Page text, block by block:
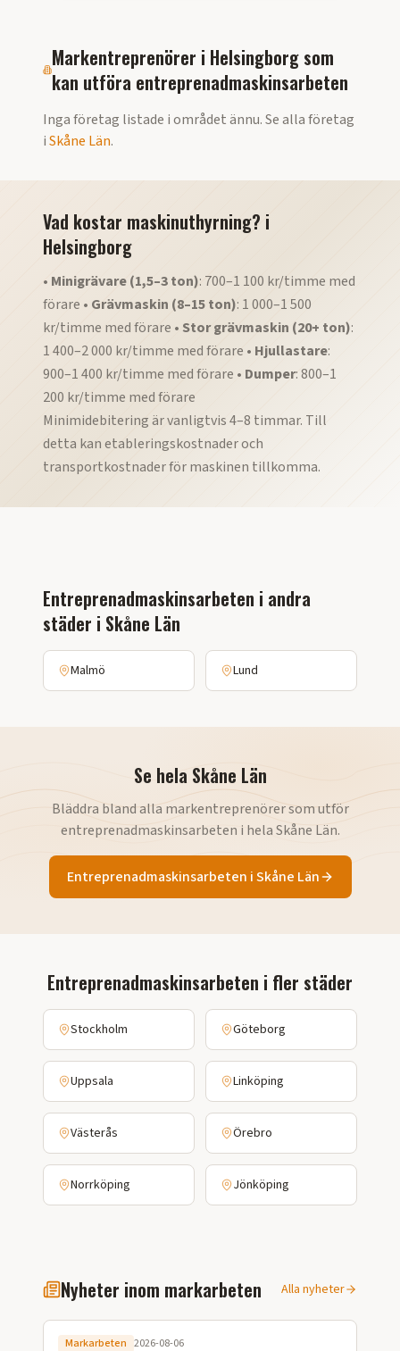
Markentreprenörer i Helsingborg som
kan utföra entreprenadmaskinsarbeten
Inga företag listade i området ännu. Se alla företag
iSkåne Län.
Vad kostar maskinuthyrning? i
Helsingborg
• Minigrävare (1,5–3 ton): 700–1 100 kr/timme med
förare • Grävmaskin (8–15 ton): 1 000–1 500
kr/timme med förare • Stor grävmaskin (20+ ton):
1 400–2 000 kr/timme med förare • Hjullastare:
900–1 400 kr/timme med förare • Dumper: 800–1
200 kr/timme med förare
Minimidebitering är vanligtvis 4–8 timmar. Till
detta kan etableringskostnader och
transportkostnader för maskinen tillkomma.
Entreprenadmaskinsarbeten i andra
städer i Skåne Län
Malmö Lund
Se hela Skåne Län
Bläddra bland alla markentreprenörer som utför
entreprenadmaskinsarbeten i helaSkåne Län.
Entreprenadmaskinsarbeten iSkåne Län
Entreprenadmaskinsarbeten i fler städer
Stockholm Göteborg
Uppsala Linköping
Västerås Örebro
Norrköping Jönköping
Nyheter inom markarbeten Alla nyheter
Markarbeten 2026-08-06